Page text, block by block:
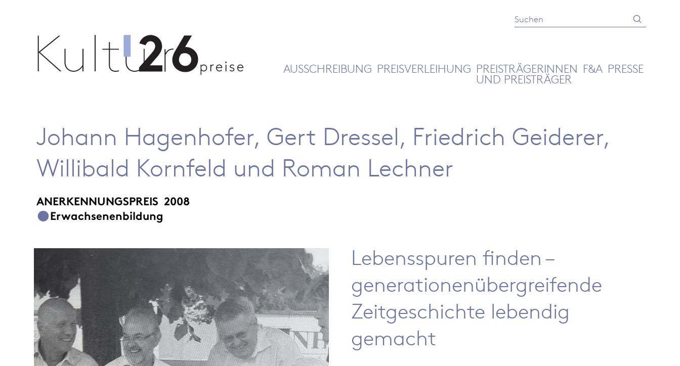
Suche
Absenden
AUSSCHREIBUNG PREISVERLEIHUNG PREISTRÄGERINNEN
UND PREISTRÄGER
F&A PRESSE
Johann Hagenhofer, Gert Dressel, Friedrich Geiderer,
Willibald Kornfeld und Roman Lechner
ANERKENNUNGSPREIS 2008
Erwachsenenbildung
Lebensspuren finden –
generationenübergreifende
Zeitgeschichte lebendig
gemacht